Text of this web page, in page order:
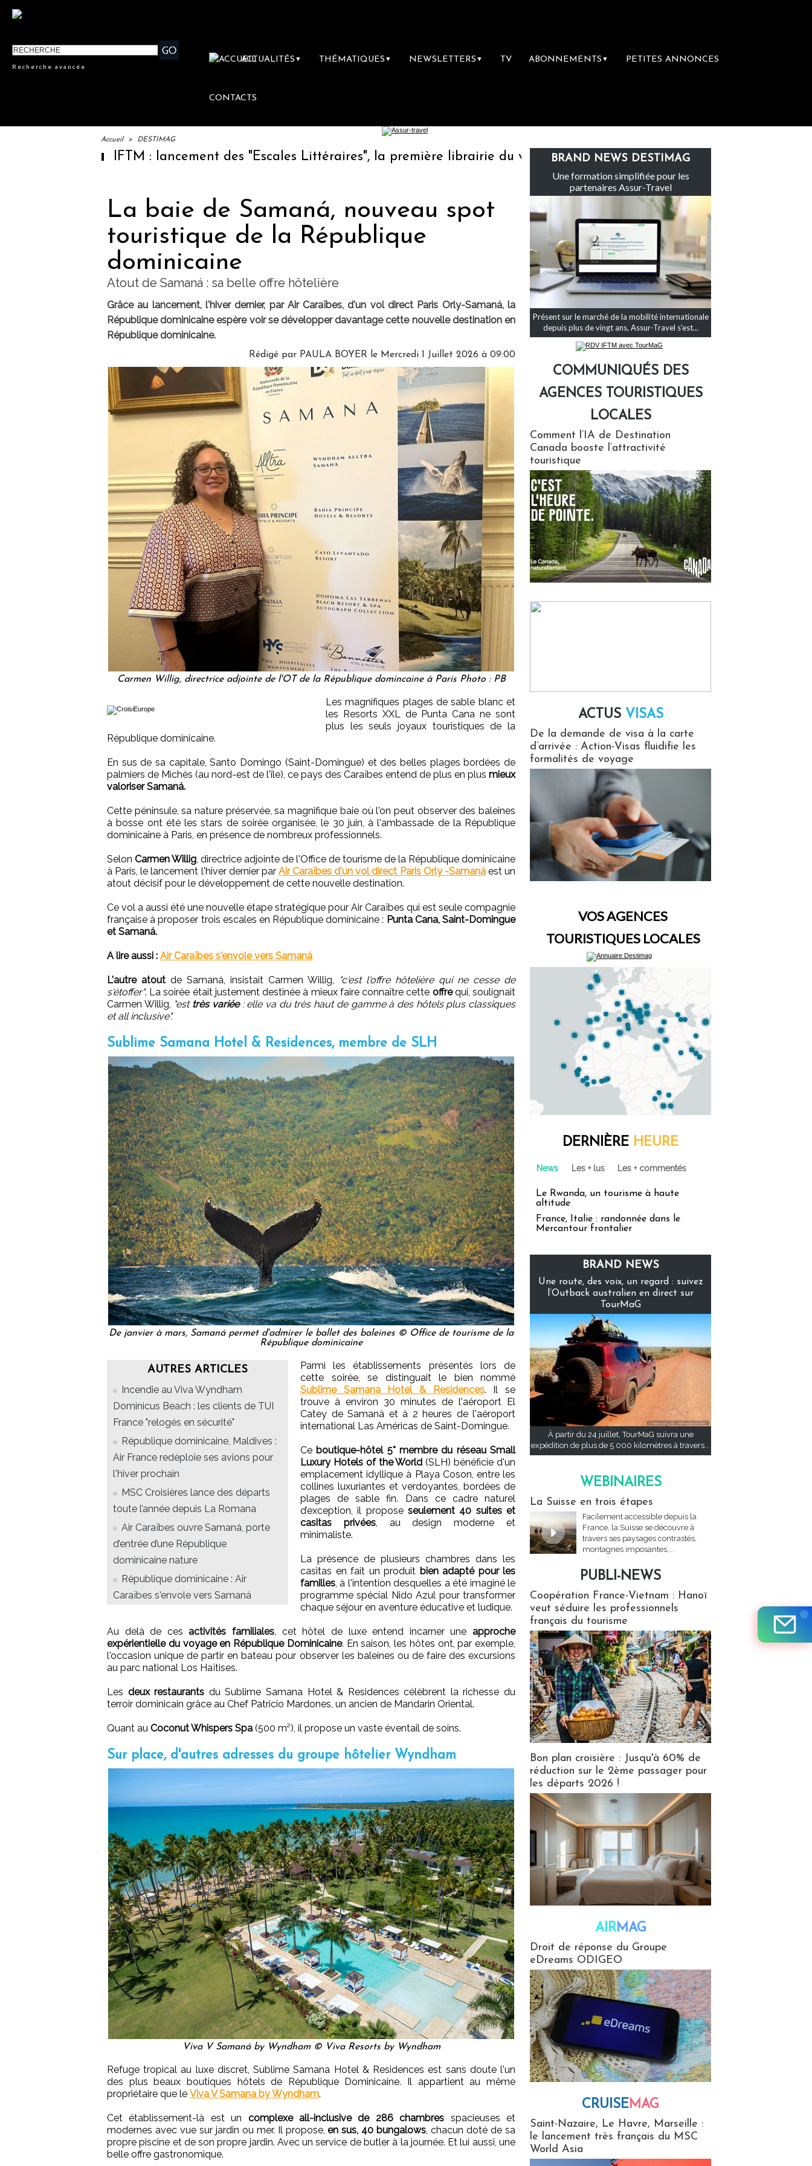
Recherche avancée
ACTUALITÉS ▼ THÉMATIQUES ▼ NEWSLETTERS ▼ TV ABONNEMENTS ▼ PETITES ANNONCES
CONTACTS
Accueil > DESTIMAG
IFTM : lancement des "Escales Littéraires", la première librairie du voyage Le groupe Sainte-Claire rachète Eden
La baie de Samaná, nouveau spot
touristique de la République
dominicaine
Atout de Samaná : sa belle offre hôtelière
Grâce au lancement, l'hiver dernier, par Air Caraïbes, d'un vol direct Paris Orly-Samaná, la
République dominicaine espère voir se développer davantage cette nouvelle destination en
République dominicaine.
Rédigé par PAULA BOYER le Mercredi 1 Juillet 2026 à 09:00
Carmen Willig, directrice adjointe de l'OT de la République domincaine à Paris Photo : PB
Les magnifiques plages de sable blanc et
les Resorts XXL de Punta Cana ne sont
plus les seuls joyaux touristiques de la
République dominicaine.
En sus de sa capitale, Santo Domingo (Saint-Domingue) et des belles plages bordées de
palmiers de Michès (au nord-est de l'île), ce pays des Caraïbes entend de plus en plus mieux
valoriser Samaná.
Cette péninsule, sa nature préservée, sa magnifique baie où l'on peut observer des baleines
à bosse ont été les stars de soirée organisée, le 30 juin, à l'ambassade de la République
dominicaine à Paris, en présence de nombreux professionnels.
Selon Carmen Willig, directrice adjointe de l'Office de tourisme de la République dominicaine
à Paris, le lancement l'hiver dernier par Air Caraïbes d'un vol direct Paris Orly -Samanáest un
atout décisif pour le développement de cette nouvelle destination.
Ce vol a aussi été une nouvelle étape stratégique pour Air Caraïbes qui est seule compagnie
française à proposer trois escales en République dominicaine : Punta Cana, Saint-Domingue
et Samaná.
A lire aussi : Air Caraïbes s'envole vers Samaná
L'autre atout de Samaná, insistait Carmen Willig,
"c'est l'offre hôtelière qui ne cesse de
s'étoffer". La soirée était justement destinée à mieux faire connaître cette offrequi, soulignait
Carmen Willig, "est très variée: elle va du très haut de gamme à des hôtels plus classiques
et all inclusive".
Sublime Samana Hotel & Residences, membre de SLH
De janvier à mars, Samaná permet d'admirer le ballet des baleines © Office de tourisme de la
République dominicaine
AUTRES ARTICLES
Incendie au Viva Wyndham
Dominicus Beach : les clients de TUI
France "relogés en sécurité"
République dominicaine, Maldives :
Air France redéploie ses avions pour
l'hiver prochain
MSC Croisières lance des départs
toute l’année depuis La Romana
Air Caraïbes ouvre Samaná, porte
d’entrée d’une République
dominicaine nature
République dominicaine : Air
Caraïbes s'envole vers Samaná
Parmi les établissements présentés lors de
cette soirée, se distinguait le bien nommé
Sublime Samana Hotel & Residences. Il se
trouve à environ 30 minutes de l'aéroport El
Catey de Samaná et à 2 heures de l'aéroport
international Las Américas de Saint-Domingue.
Ce boutique-hôtel 5* membre du réseau Small
Luxury Hotels of the World (SLH) bénéficie d'un
emplacement idyllique à Playa Coson, entre les
collines luxuriantes et verdoyantes, bordées de
plages de sable fin. Dans ce cadre naturel
d’exception, il propose seulement 40 suites et
casitas privées, au design moderne et
minimaliste.
La présence de plusieurs chambres dans les
casitas en fait un produit bien adapté pour les
familles, à l'intention desquelles a été imaginé le
programme spécial Nido Azul pour transformer
chaque séjour en aventure éducative et ludique.
Au delà de cesactivités familiales, cet hôtel de luxe entend incarner uneapproche
expérientielle du voyage en République Dominicaine. En saison, les hôtes ont, par exemple,
l'occasion unique de partir en bateau pour observer les baleines ou de faire des excursions
au parc national Los Haïtises.
Les deux restaurants du Sublime Samana Hotel & Residences célèbrent la richesse du
terroir dominicain grâce au Chef Patricio Mardones, un ancien de Mandarin Oriental.
Quant au Coconut Whispers Spa (500 m²), il propose un vaste éventail de soins.
Sur place, d'autres adresses du groupe hôtelier Wyndham
Viva V Samaná by Wyndham © Viva Resorts by Wyndham
Refuge tropical au luxe discret, Sublime Samana Hotel & Residences est sans doute l'un
des plus beaux boutiques hôtels de République Dominicaine. Il appartient au même
propriétaire que le Viva V Samana by Wyndham.
Cet établissement-là est un complexe all-inclusive de 286 chambres spacieuses et
modernes avec vue sur jardin ou mer. Il propose,en sus, 40 bungalows, chacun doté de sa
propre piscine et de son propre jardin. Avec un service de butler à la journée. Et lui aussi, une
belle offre gastronomique.
BRAND NEWS DESTIMAG
Une formation simplifiée pour les
partenaires Assur-Travel
Présent sur le marché de la mobilité internationale
depuis plus de vingt ans, Assur-Travel s'est...
COMMUNIQUÉS DES
AGENCES TOURISTIQUES
LOCALES
Comment l’IA de Destination
Canada booste l’attractivité
touristique
ACTUS VISAS
De la demande de visa à la carte
d’arrivée : Action-Visas fluidifie les
formalités de voyage
VOS AGENCES
TOURISTIQUES LOCALES
DERNIÈRE HEURE
News Les + lus Les + commentés
Le Rwanda, un tourisme à haute
altitude
France, Italie : randonnée dans le
Mercantour frontalier
BRAND NEWS
Une route, des voix, un regard : suivez
l’Outback australien en direct sur
TourMaG
À partir du 24 juillet, TourMaG suivra une
expédition de plus de 5 000 kilomètres à travers...
WEBINAIRES
La Suisse en trois étapes
Facilement accessible depuis la
France, la Suisse se découvre à
travers ses paysages contrastés,
montagnes imposantes,...
PUBLI-NEWS
Coopération France-Vietnam : Hanoï
veut séduire les professionnels
français du tourisme
Bon plan croisière : Jusqu'à 60% de
réduction sur le 2ème passager pour
les départs 2026 !
AIRMAG
Droit de réponse du Groupe
eDreams ODIGEO
CRUISEMAG
Saint-Nazaire, Le Havre, Marseille :
le lancement très français du MSC
World Asia